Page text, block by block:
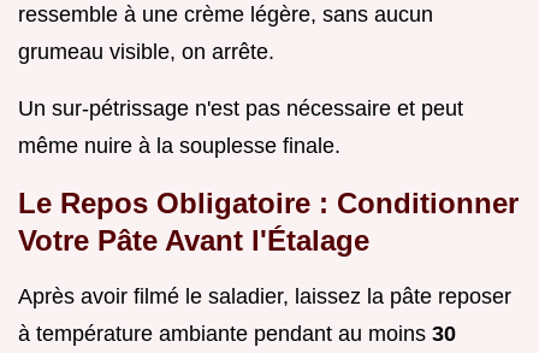
ressemble à une crème légère, sans aucun
grumeau visible, on arrête.
Un sur-pétrissage n'est pas nécessaire et peut
même nuire à la souplesse finale.
Le Repos Obligatoire : Conditionner
Votre Pâte Avant l'Étalage
Après avoir filmé le saladier, laissez la pâte reposer
à température ambiante pendant au moins 30